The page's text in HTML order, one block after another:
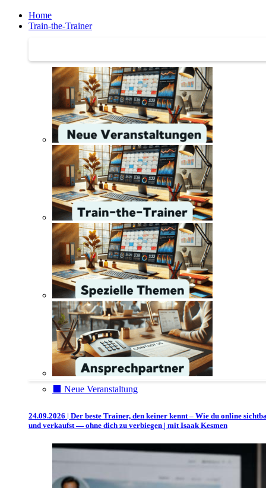
Home
Train-the-Trainer
⬛️ Neue Veranstaltung
24.09.2026 | Der beste Trainer, den keiner kennt – Wie du online
und verkaufst — ohne dich zu verbiegen | mit Isaak Kesmen